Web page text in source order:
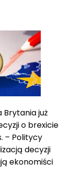
Brytania już
o brexicie
– Politycy
decyzji
ekonomiści